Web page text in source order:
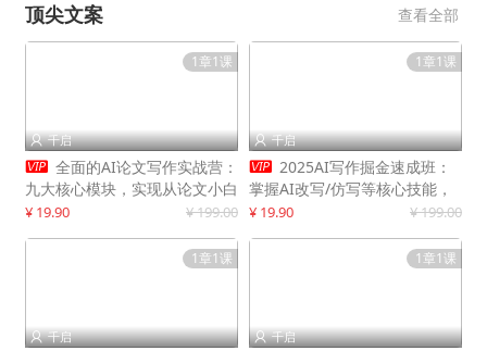
顶尖文案 查看全部
1章1课
 千启
 全面的AI论文写作实战营：
九大核心模块，实现从论文小白
到高效产出的跨越
¥ 19.90 ¥ 199.00
1章1课
 千启
 2025AI写作掘金速成班：
掌握AI改写/仿写等核心技能，
实现单篇文案变现500+
¥ 19.90 ¥ 199.00
1章1课
 千启
1章1课
 千启